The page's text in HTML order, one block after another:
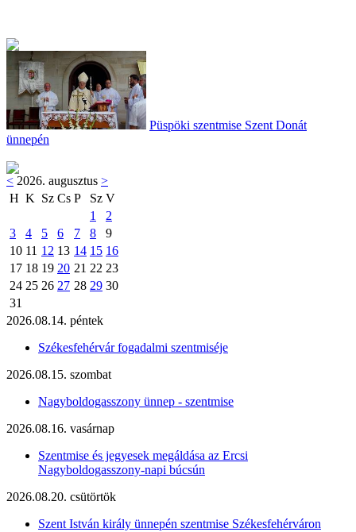
Püspöki szentmise Szent Donát
ünnepén
< 2026. augusztus >
H K Sz Cs P Sz V
1
2
3
4 5 6 7 8
9
10 11 12 13 14 15 16
17 18 19 20 21 22 23
24 25 26 27 28 29 30
31
2026.08.14. péntek
Székesfehérvár fogadalmi szentmiséje
2026.08.15. szombat
Nagyboldogasszony ünnep - szentmise
2026.08.16. vasárnap
Szentmise és jegyesek megáldása az Ercsi
Nagyboldogasszony-napi búcsún
2026.08.20. csütörtök
Szent István király ünnepén szentmise Székesfehérváron